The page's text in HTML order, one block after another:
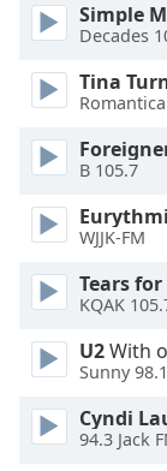
cancel
and
close
Text
Color
Opacity
Text
Background
Simple
Decades
Tina
B 105.7
WJJK-FM
Tears for
KQAK
U2With
Sunny
Cyndi
94.3 Jack